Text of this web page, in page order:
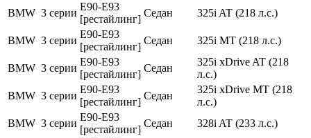
BMW 3 серии
E90-E93
[рестайлинг]
Седан 325i AT (218 л.с.)
BMW 3 серии
E90-E93
[рестайлинг]
Седан 325i MT (218 л.с.)
BMW 3 серии
E90-E93
[рестайлинг]
Седан
325i xDrive AT (218
л.с.)
BMW 3 серии
E90-E93
[рестайлинг]
Седан
325i xDrive MT (218
л.с.)
BMW 3 серии
E90-E93
[рестайлинг]
Седан 328i AT (233 л.с.)